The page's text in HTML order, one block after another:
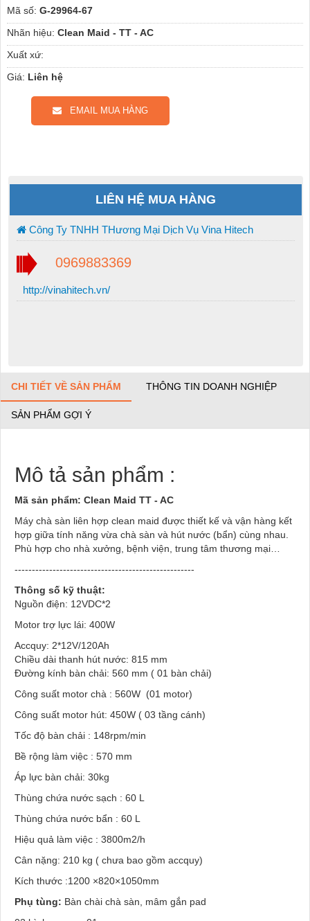
Mã số: G-29964-67
Nhãn hiệu: Clean Maid - TT - AC
Xuất xứ:
Giá: Liên hệ
EMAIL MUA HÀNG
LIÊN HỆ MUA HÀNG
Công Ty TNHH THương Mại Dịch Vụ Vina Hitech
0969883369
http://vinahitech.vn/
CHI TIẾT VỀ SẢN PHẨM THÔNG TIN DOANH NGHIỆP
SẢN PHẨM GỢI Ý
Mô tả sản phẩm :
Mã sản phẩm: Clean Maid TT - AC
Máy chà sàn liên hợp clean maid được thiết kế và vận hàng kết
hợp giữa tính năng vừa chà sàn và hút nước (bẩn) cùng nhau.
Phù hợp cho nhà xưởng, bệnh viện, trung tâm thương mại…
----------------------------------------------------
Thông số kỹ thuật:
Nguồn điện: 12VDC*2
Motor trợ lực lái: 400W
Accquy: 2*12V/120Ah
Chiều dài thanh hút nước: 815 mm
Đường kính bàn chải: 560 mm ( 01 bàn chải)
Công suất motor chà : 560W (01 motor)
Công suất motor hút: 450W ( 03 tầng cánh)
Tốc độ bàn chải : 148rpm/min
Bề rộng làm việc : 570 mm
Áp lực bàn chải: 30kg
Thùng chứa nước sạch : 60 L
Thùng chứa nước bẩn : 60 L
Hiệu quả làm việc : 3800m2/h
Cân nặng: 210 kg ( chưa bao gồm accquy)
Kích thước :1200 ×820×1050mm
Phụ tùng: Bàn chài chà sàn, mâm gắn pad